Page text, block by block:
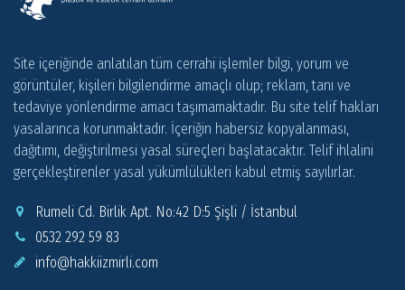
Site içeriğinde anlatılan tüm cerrahi işlemler bilgi, yorum ve
görüntüler, kişileri bilgilendirme amaçlı olup; reklam, tanı ve
tedaviye yönlendirme amacı taşımamaktadır. Bu site telif hakları
yasalarınca korunmaktadır. İçeriğin habersiz kopyalanması,
dağıtımı, değiştirilmesi yasal süreçleri başlatacaktır. Telif ihlalini
gerçekleştirenler yasal yükümlülükleri kabul etmiş sayılırlar.
Rumeli Cd. Birlik Apt. No:42 D:5 Şişli / İstanbul
0532 292 59 83
info@hakkiizmirli.com